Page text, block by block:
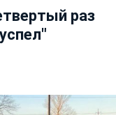
раз